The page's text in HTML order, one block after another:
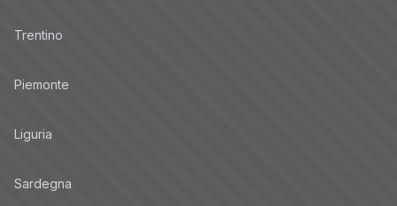
Trentino
Piemonte
Liguria
Sardegna